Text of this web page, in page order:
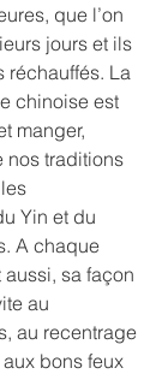
que l’on
jours et ils
réchauffés. La
chinoise est
manger,
nos traditions
Yin et du
A chaque
sa façon
au
au recentrage
bons feux